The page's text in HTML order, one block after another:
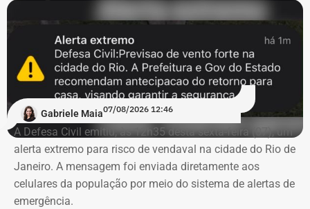
Gabriele Maia07/08/2026 12:46
A Defesa Civil emitiu, às 12h35 desta sexta-feira (07), um
alerta extremo para risco de vendaval na cidade do Rio de
Janeiro. A mensagem foi enviada diretamente aos
celulares da população por meio do sistema de alertas de
emergência.